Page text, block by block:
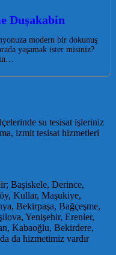
Duşakabin
modern bir dokunuş
yaşamak ister misiniz?
su tesisat işleriniz
izmit tesisat hizmetleri
Başiskele, Derince,
Kullar, Maşukiye,
Bekirpaşa, Bağçeşme,
Yenişehir, Erenler,
Kabaoğlu, Bekirdere,
da hizmetimiz vardır